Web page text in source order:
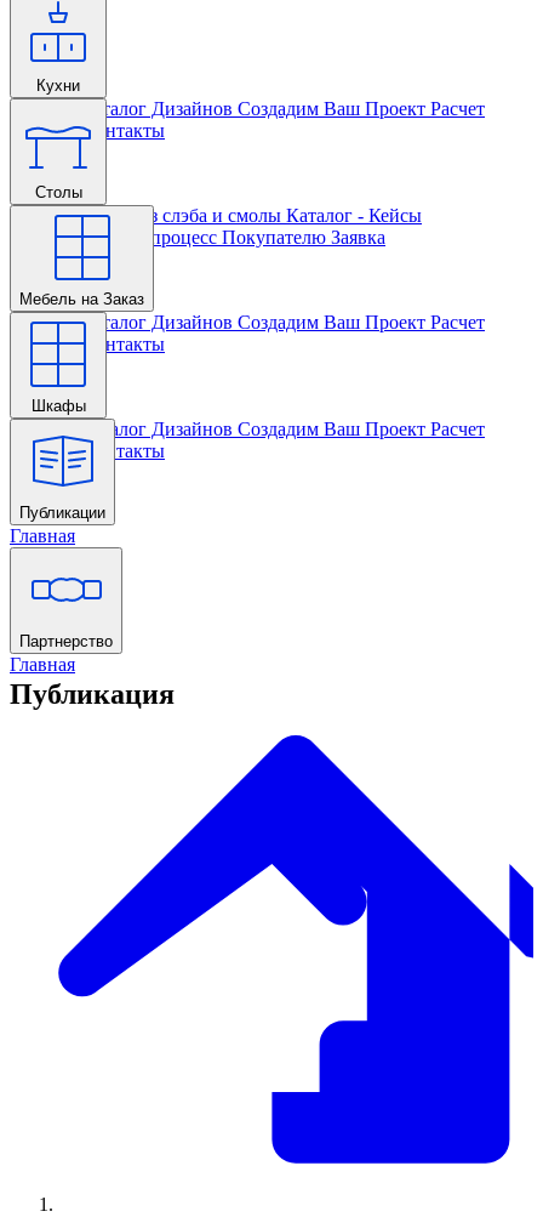
Кухни
Главная Каталог Дизайнов Создадим Ваш Проект Расчет
Проекта Контакты
Столы
Главная Столы из слэба и смолы Каталог - Кейсы
Кастомизации и процесс Покупателю Заявка
Мебель на Заказ
Главная Каталог Дизайнов Создадим Ваш Проект Расчет
Проекта
Контакты
Шкафы
Главная Каталог Дизайнов Создадим Ваш Проект Расчет
Проекта Контакты
Публикации
Главная
Партнерство
Главная
Публикация